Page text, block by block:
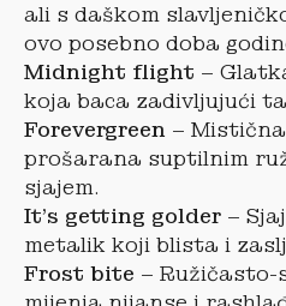
ali s daškom
ovo posebno doba
Midnight flight –
koja baca zadivljujući
Forevergreen –
prošarana suptilnim
sjajem.
It’s getting golder –
metalik koji blista i
Frost bite – Ružičasto-